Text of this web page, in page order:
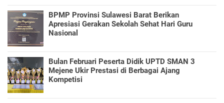
BPMP Provinsi Sulawesi Barat Berikan
Apresiasi Gerakan Sekolah Sehat Hari Guru
Nasional
Bulan Februari Peserta Didik UPTD SMAN 3
Mejene Ukir Prestasi di Berbagai Ajang
Kompetisi